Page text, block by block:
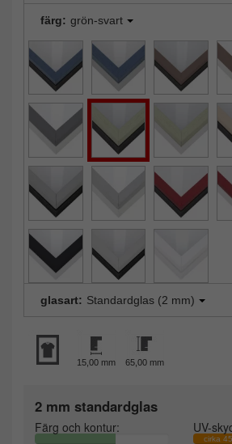
färg: grön-svart
glasart: Standardglas (2 mm)
15,00 mm 65,00 mm
2 mm standardglas
Färg och kontur: UV-
cirka